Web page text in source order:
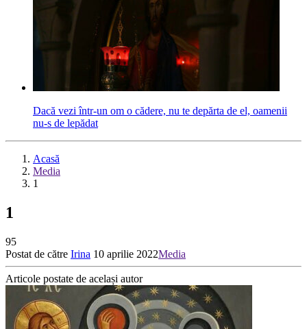
Dacă vezi într-un om o cădere, nu te depărta de el, oamenii
nu-s de lepădat
Acasă
Media
1
1
95
Postat de către Irina 10 aprilie 2022Media
Articole postate de același autor